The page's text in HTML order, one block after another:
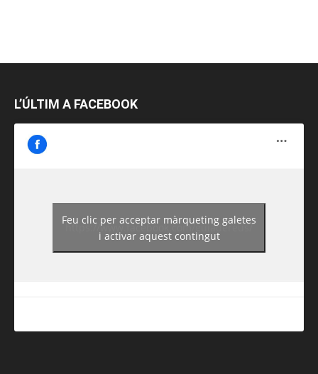
L’ÚLTIM A FACEBOOK
https://www.facebook.com/guiadereus/
Feu clic per acceptar màrqueting galetes
i activar aquest contingut